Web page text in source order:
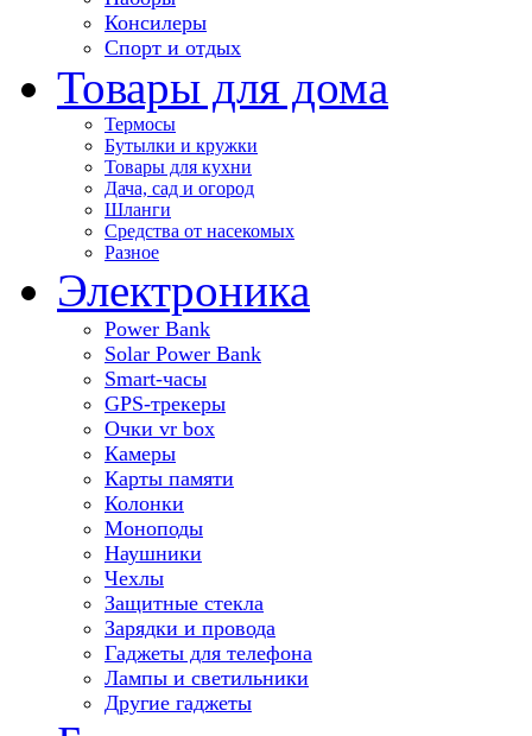
Консилеры
Спорт и отдых
Товары для дома
Термосы
Бутылки и кружки
Товары для кухни
Дача, сад и огород
Шланги
Средства от насекомых
Разное
Электроника
Power Bank
Solar Power Bank
Smart-часы
GPS-трекеры
Очки vr box
Камеры
Карты памяти
Колонки
Моноподы
Наушники
Чехлы
Защитные стекла
Зарядки и провода
Гаджеты для телефона
Лампы и светильники
Другие гаджеты